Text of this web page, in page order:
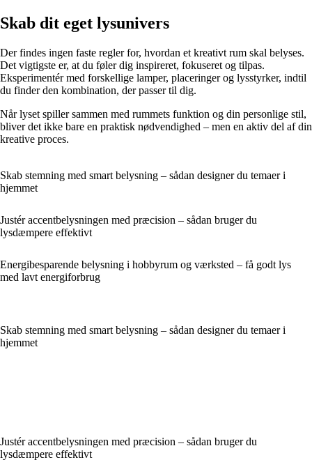
Skab dit eget lysunivers
Der findes ingen faste regler for, hvordan et kreativt rum skal belyses.
Det vigtigste er, at du føler dig inspireret, fokuseret og tilpas.
Eksperimentér med forskellige lamper, placeringer og lysstyrker, indtil
du finder den kombination, der passer til dig.
Når lyset spiller sammen med rummets funktion og din personlige stil,
bliver det ikke bare en praktisk nødvendighed – men en aktiv del af din
kreative proces.
Skab stemning med smart belysning – sådan designer du temaer i
hjemmet
Justér accentbelysningen med præcision – sådan bruger du
lysdæmpere effektivt
Energibesparende belysning i hobbyrum og værksted – få godt lys
med lavt energiforbrug
Skab stemning med smart belysning – sådan designer du temaer i
hjemmet
Justér accentbelysningen med præcision – sådan bruger du
lysdæmpere effektivt